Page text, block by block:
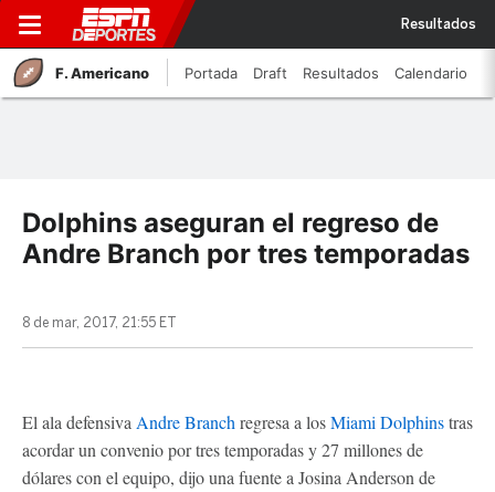
Resultados
F. Americano Portada Draft Resultados Calendario
Dolphins aseguran el regreso de
Andre Branch por tres temporadas
8 de mar, 2017, 21:55 ET
El ala defensiva Andre Branch regresa a losMiami Dolphinstras
acordar un convenio por tres temporadas y 27 millones de
dólares con el equipo, dijo una fuente a Josina Anderson de